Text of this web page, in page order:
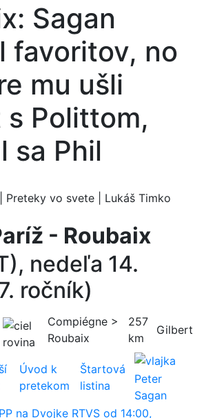
Sagan
favoritov, no
mu ušli
Polittom,
sa Phil
Preteky vo svete | Lukáš Timko
- Roubaix
nedeľa 14.
ročník)
Compiégne >
Roubaix
257
km
Gilbert
Úvod k
pretekom
Štartová
listina
Peter
Sagan
PP na Dvojke RTVS od 14:00,